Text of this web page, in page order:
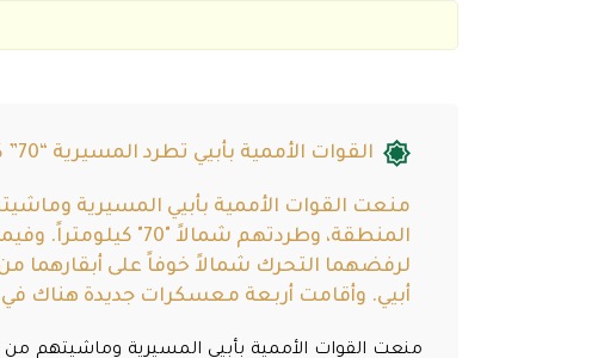
القوات الأممية بأبيي تطرد المسيرية “70” كيلومتراً شمال المنطقة
منعت القوات الأممية بأبيي المسيرية
المنطقة، وطردتهم
لرفضهما التحرك شمالاً خوفاً على
أبيي. وأقامت أربعة معسكرات جديدة هناك في
منعت القوات الأممية بأبيي المسيرية وماشيتهم